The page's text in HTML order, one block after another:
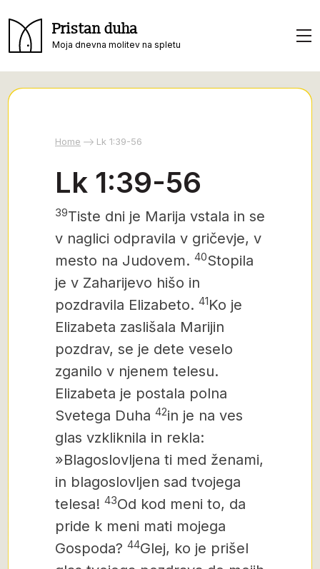
Pristan duha
Moja dnevna molitev na spletu
Home Lk 1:39-56
Lk 1:39-56
39Tiste dni je Marija vstala in se
v naglici odpravila v gričevje, v
mesto na Judovem. 40Stopila
je v Zaharijevo hišo in
pozdravila Elizabeto. 41Ko je
Elizabeta zaslišala Marijin
pozdrav, se je dete veselo
zganilo v njenem telesu.
Elizabeta je postala polna
Svetega Duha 42in je na ves
glas vzkliknila in rekla:
»Blagoslovljena ti med ženami,
in blagoslovljen sad tvojega
telesa! 43Od kod meni to, da
pride k meni mati mojega
Gospoda? 44Glej, ko je prišel